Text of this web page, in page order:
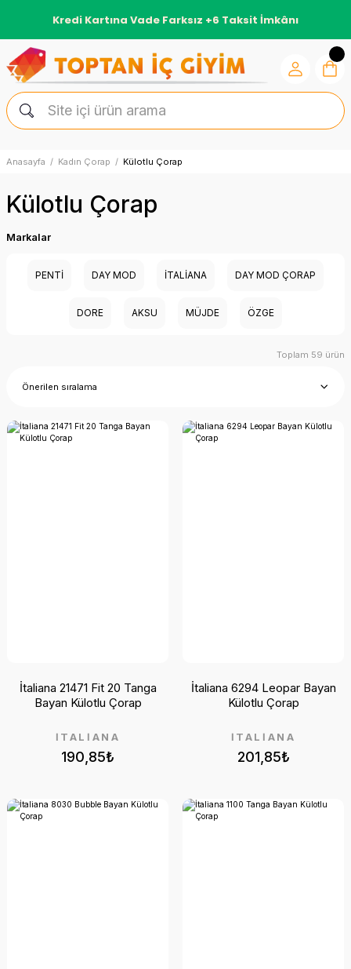
Kredi Kartına Vade Farksız +6 Taksit İmkânı
Anasayfa Kadın Çorap Külotlu Çorap
Külotlu Çorap
Markalar
PENTİ DAY MOD İTALİANA DAY MOD ÇORAP
DORE AKSU MÜJDE ÖZGE
Toplam 59 ürün
190,85₺
İTALİANA
İtaliana 21471 Fit 20 Tanga
Bayan Külotlu Çorap
201,85₺
İTALİANA
İtaliana 6294 Leopar Bayan
Külotlu Çorap